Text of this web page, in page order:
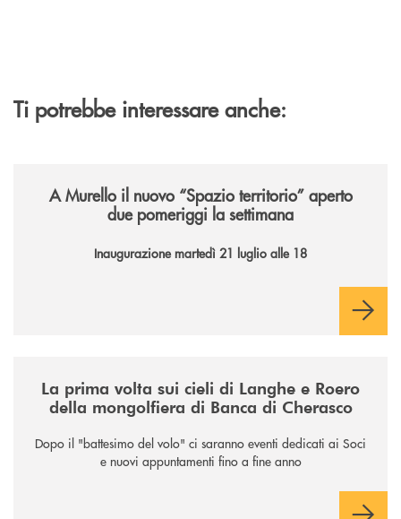
Ti potrebbe interessare anche:
A Murello il nuovo “Spazio territorio” aperto
due pomeriggi la settimana
Inaugurazione martedì 21 luglio alle 18
La prima volta sui cieli di Langhe e Roero
della mongolfiera di Banca di Cherasco
Dopo il "battesimo del volo" ci saranno eventi dedicati ai Soci
e nuovi appuntamenti fino a fine anno